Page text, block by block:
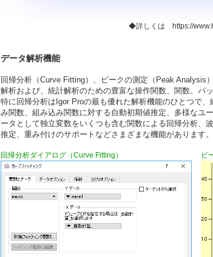
◆詳しくは https://
データ解析機能
回帰分析（Curve Fitting）、ピークの測定（Peak Analysis
解析および、統計解析のための豊富な操作関数、関数、パ
特に回帰分析はIgor Proの最も優れた解析機能のひとつで
み関数、組み込み関数に対する自動初期値推定、多様なユ
ータとして独立変数をいくつも含む関数による回帰分析、
推定、重み付けのサポートなどさまざまな機能があります。
回帰分析ダイアログ（Curve Fitting） ピ